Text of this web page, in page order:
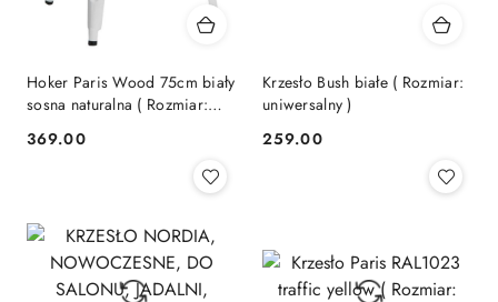
Hoker Paris Wood 75cm biały
sosna naturalna ( Rozmiar:
Cena:
369.00
Krzesło Bush białe ( Rozmiar:
uniwersalny )
Cena:
259.00